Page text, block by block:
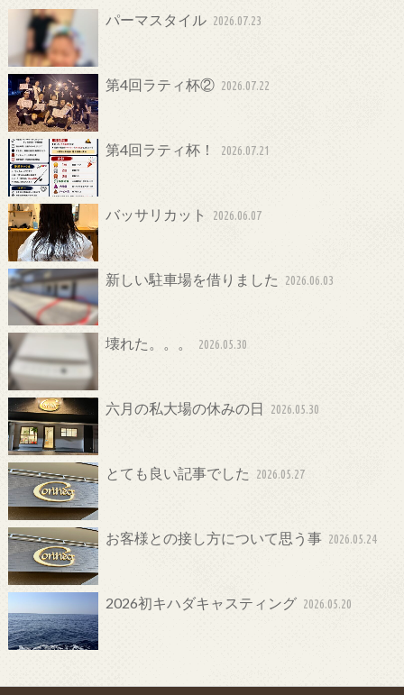
パーマスタイル 2026.07.23
第4回ラティ杯② 2026.07.22
第4回ラティ杯！ 2026.07.21
バッサリカット 2026.06.07
新しい駐車場を借りました 2026.06.03
壊れた。。。 2026.05.30
六月の私大場の休みの日 2026.05.30
とても良い記事でした 2026.05.27
お客様との接し方について思う事 2026.05.24
2026初キハダキャスティング 2026.05.20